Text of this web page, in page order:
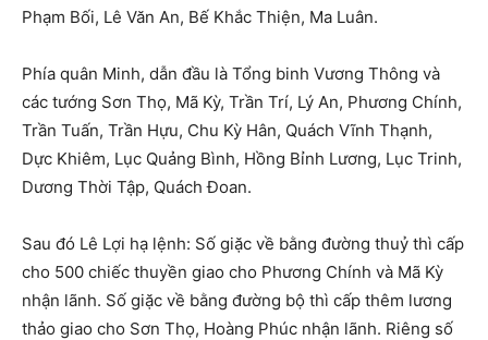
Phạm Bối, Lê Văn An, Bế Khắc Thiện, Ma Luân.
Phía quân Minh, dẫn đầu là Tổng binh Vương Thông và
các tướng Sơn Thọ, Mã Kỳ, Trần Trí, Lý An, Phương Chính,
Trần Tuấn, Trần Hựu, Chu Kỳ Hân, Quách Vĩnh Thạnh,
Dực Khiêm, Lục Quảng Bình, Hồng Bỉnh Lương, Lục Trinh,
Dương Thời Tập, Quách Đoan.
Sau đó Lê Lợi hạ lệnh: Số giặc về bằng đường thuỷ thì cấp
cho 500 chiếc thuyền giao cho Phương Chính và Mã Kỳ
nhận lãnh. Số giặc về bằng đường bộ thì cấp thêm lương
thảo giao cho Sơn Thọ, Hoàng Phúc nhận lãnh. Riêng số